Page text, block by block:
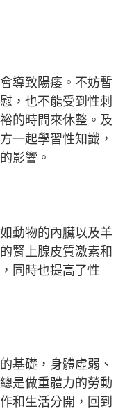
導致陽痿。不妨暫
，也不能受到性刺
的時間來休整。及
一起學習性知識，
影響。
動物的內臟以及羊
腎上腺皮質激素和
同時也提高了性
基礎，身體虛弱、
是做重體力的勞動
和生活分開，回到